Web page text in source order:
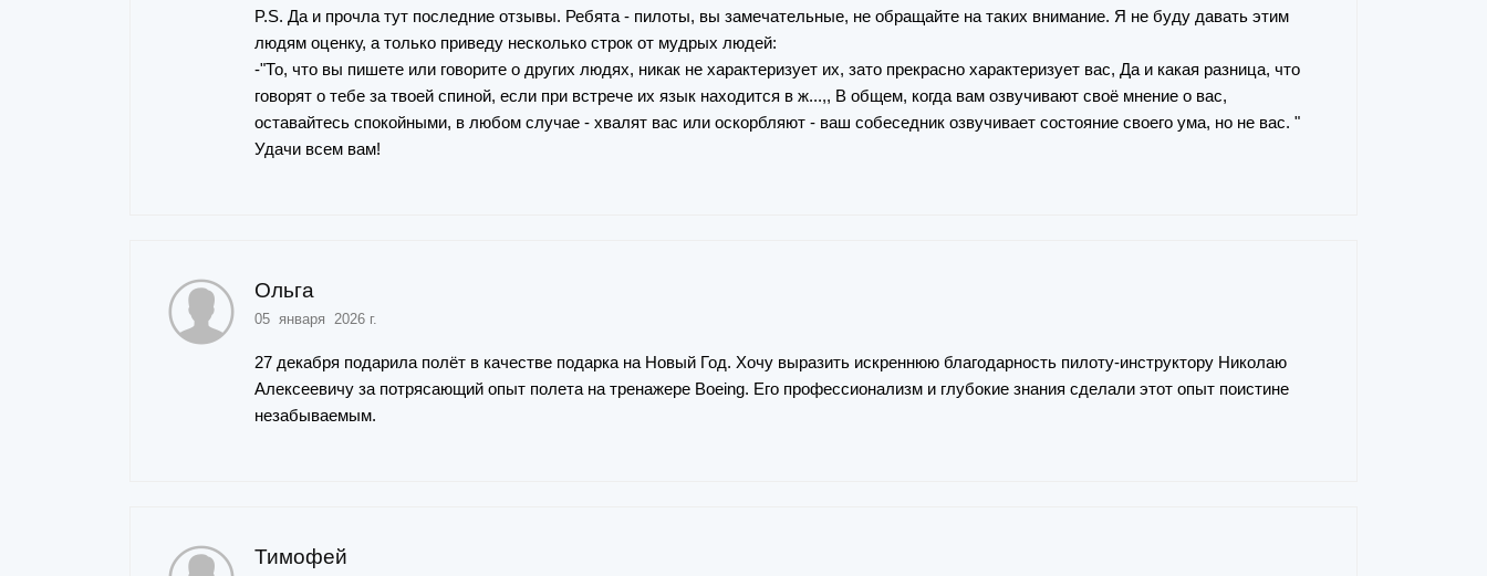
P.S. Да и прочла тут последние отзывы. Ребята - пилоты, вы замечательные, не обращайте на таких внимание. Я не буду давать этим
людям оценку, а только приведу несколько строк от мудрых людей:
-"То, что вы пишете или говорите о других людях, никак не характеризует их, зато прекрасно характеризует вас, Да и какая разница, что
говорят о тебе за твоей спиной, если при встрече их язык находится в ж...,, В общем, когда вам озвучивают своё мнение о вас,
оставайтесь спокойными, в любом случае - хвалят вас или оскорбляют - ваш собеседник озвучивает состояние своего ума, но не вас. "
Удачи всем вам!
Ольга
05 января 2026 г.
27 декабря подарила полёт в качестве подарка на Новый Год. Хочу выразить искреннюю благодарность пилоту-инструктору Николаю
Алексеевичу за потрясающий опыт полета на тренажере Boeing. Его профессионализм и глубокие знания сделали этот опыт поистине
незабываемым.
Тимофей